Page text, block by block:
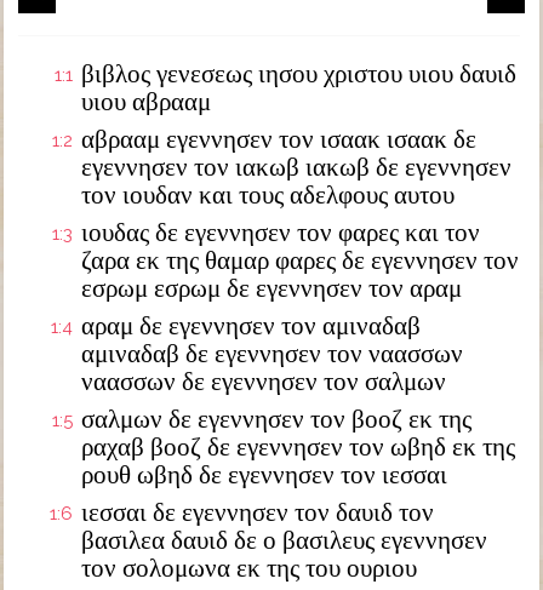
1:1 βιβλος γενεσεως ιησου χριστου υιου δαυιδ
υιου αβρααμ
1:2 αβρααμ εγεννησεν τον ισαακ ισαακ δε
εγεννησεν τον ιακωβ ιακωβ δε εγεννησεν
τον ιουδαν και τους αδελφους αυτου
1:3 ιουδας δε εγεννησεν τον φαρες και τον
ζαρα εκ της θαμαρ φαρες δε εγεννησεν τον
εσρωμ εσρωμ δε εγεννησεν τον αραμ
1:4 αραμ δε εγεννησεν τον αμιναδαβ
αμιναδαβ δε εγεννησεν τον ναασσων
ναασσων δε εγεννησεν τον σαλμων
1:5 σαλμων δε εγεννησεν τον βοοζ εκ της
ραχαβ βοοζ δε εγεννησεν τον ωβηδ εκ της
ρουθ ωβηδ δε εγεννησεν τον ιεσσαι
1:6 ιεσσαι δε εγεννησεν τον δαυιδ τον
βασιλεα δαυιδ δε ο βασιλευς εγεννησεν
τον σολομωνα εκ της του ουριου